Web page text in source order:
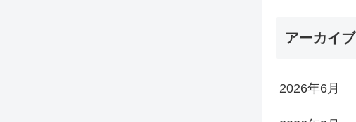
アーカイブ
2026年6月